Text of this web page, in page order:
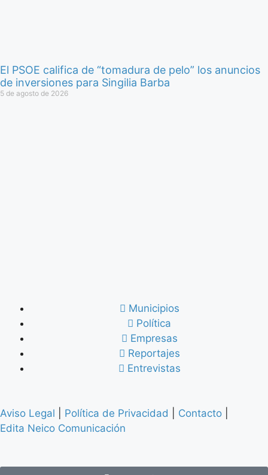
El PSOE califica de “tomadura de pelo” los anuncios
de inversiones para Singilia Barba
5 de agosto de 2026
Municipios
Política
Empresas
Reportajes
Entrevistas
Aviso Legal Política de Privacidad Contacto
Edita Neico Comunicación